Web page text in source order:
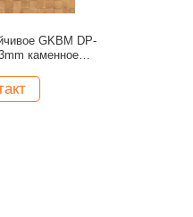
GKBM DP-
каменное